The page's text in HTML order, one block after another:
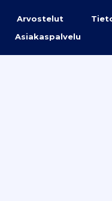
Arvostelut
Asiakaspalvelu